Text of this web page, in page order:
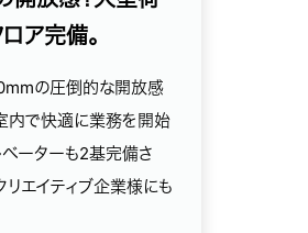
ア完備。
の圧倒的な開放感
内で快適に業務を開始
ーターも2基完備さ
エイティブ企業様にも